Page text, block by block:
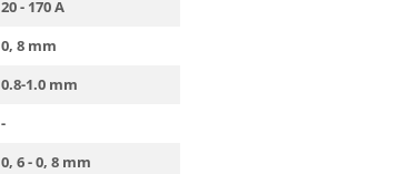
20 - 170 A
0, 8 mm
0.8-1.0 mm
-
0, 6 - 0, 8 mm